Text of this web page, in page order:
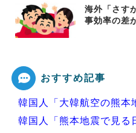
海外「さす
事効率の差
おすすめ記事
韓国人「大韓航空の熊本
韓国人「熊本地震で見る